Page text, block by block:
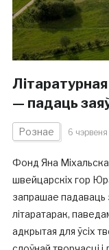
— падаць
Рознае 6
Фонд Яна
швейцарскіх гор
запрашае падаваць
літаратарак,
адкрытая для ўсіх